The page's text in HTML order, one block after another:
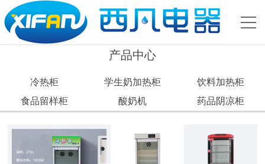
产品中心
冷热柜 学生奶加热柜
饮料加热柜
食品留样柜
酸奶机 药品阴凉柜